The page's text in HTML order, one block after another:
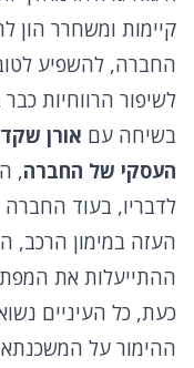
קיימות ומשחרר הון
החברה, להשפיע
לשיפור הרווחיות
בשיחה עם אורן
העסקי של החברה,
לדבריו, בעוד
העזה במימון הרכב,
ההתייעלות את
כעת, כל העיניים
ההימור על